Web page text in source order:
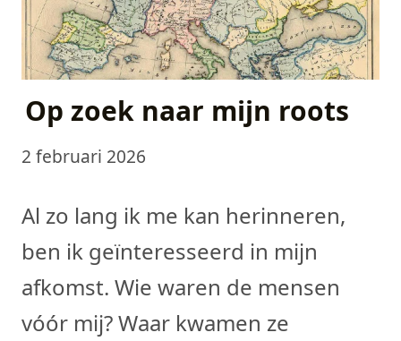
Op zoek naar mijn roots
2 februari 2026
Al zo lang ik me kan herinneren,
ben ik geïnteresseerd in mijn
afkomst. Wie waren de mensen
vóór mij? Waar kwamen ze